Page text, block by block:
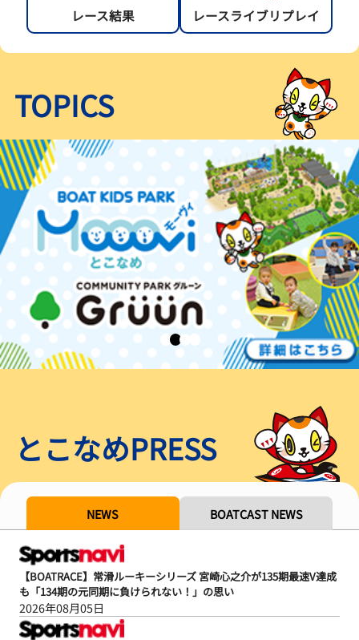
レース結果 レースライブリプレイ
TOPICS
とこなめPRESS
NEWS BOATCAST NEWS
【BOATRACE】常滑ルーキーシリーズ 宮崎心之介が135期最速V達成
も「134期の元同期に負けられない！」の思い
2026年08月05日